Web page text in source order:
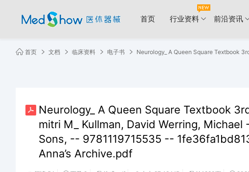
首页 行业资料 前沿资讯
首页 文档 临床资料 电子书
Neurology_ A Queen Square Textbook
mitri M_ Kullman, David Werring,
Sons, -- 9781119715535 --
Anna’s Archive.pdf